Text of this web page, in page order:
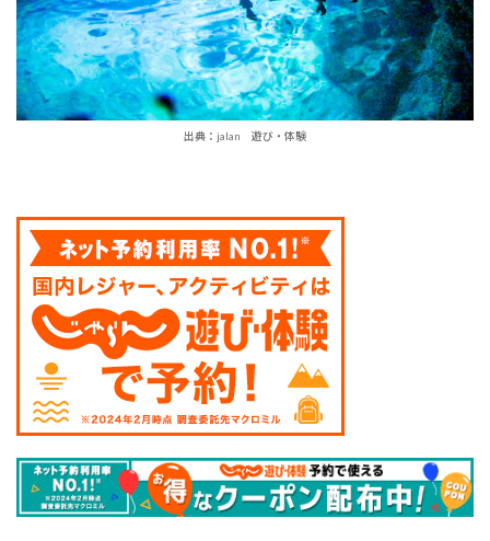
9
8.
【宮
古島
マリ
ンガ
10
マリ
ンツ
アー
のご
予約
につ
いて
出典：jalan 遊び・体験